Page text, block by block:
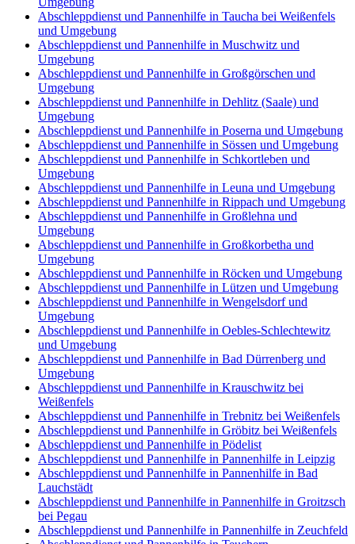
Abschleppdienst und Pannenhilfe in Taucha bei Weißenfels
und Umgebung
Abschleppdienst und Pannenhilfe in Muschwitz und
Umgebung
Abschleppdienst und Pannenhilfe in Großgörschen und
Umgebung
Abschleppdienst und Pannenhilfe in Dehlitz (Saale) und
Umgebung
Abschleppdienst und Pannenhilfe in Poserna und Umgebung
Abschleppdienst und Pannenhilfe in Sössen und Umgebung
Abschleppdienst und Pannenhilfe in Schkortleben und
Umgebung
Abschleppdienst und Pannenhilfe in Leuna und Umgebung
Abschleppdienst und Pannenhilfe in Rippach und Umgebung
Abschleppdienst und Pannenhilfe in Großlehna und
Umgebung
Abschleppdienst und Pannenhilfe in Großkorbetha und
Umgebung
Abschleppdienst und Pannenhilfe in Röcken und Umgebung
Abschleppdienst und Pannenhilfe in Lützen und Umgebung
Abschleppdienst und Pannenhilfe in Wengelsdorf und
Umgebung
Abschleppdienst und Pannenhilfe in Oebles-Schlechtewitz
und Umgebung
Abschleppdienst und Pannenhilfe in Bad Dürrenberg und
Umgebung
Abschleppdienst und Pannenhilfe in Krauschwitz bei
Weißenfels
Abschleppdienst und Pannenhilfe in Trebnitz bei Weißenfels
Abschleppdienst und Pannenhilfe in Gröbitz bei Weißenfels
Abschleppdienst und Pannenhilfe in Pödelist
Abschleppdienst und Pannenhilfe in Pannenhilfe in Leipzig
Abschleppdienst und Pannenhilfe in Pannenhilfe in Bad
Lauchstädt
Abschleppdienst und Pannenhilfe in Pannenhilfe in Groitzsch
bei Pegau
Abschleppdienst und Pannenhilfe in Pannenhilfe in Zeuchfeld